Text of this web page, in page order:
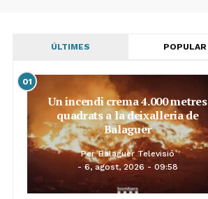
ÚLTIMES POPULAR
01
Un incendi crema 4.000 metres
quadrats a la deixalleria de
Balaguer
Per Balaguer Televisió
6, agost, 2026 - 09:58